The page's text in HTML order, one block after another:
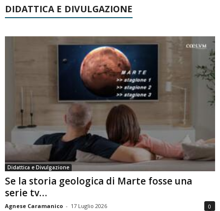
DIDATTICA E DIVULGAZIONE
Didattica e Divulgazione
Se la storia geologica di Marte fosse una
serie tv…
Agnese Caramanico - 17 Luglio 2026 0